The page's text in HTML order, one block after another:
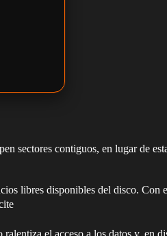
sectores contiguos, en lugar de
libres disponibles del disco. Con
el acceso a los datos y, en